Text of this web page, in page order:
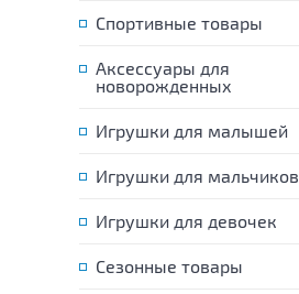
Спортивные товары
Аксессуары для
новорожденных
Игрушки для малышей
Игрушки для мальчиков
Игрушки для девочек
Сезонные товары